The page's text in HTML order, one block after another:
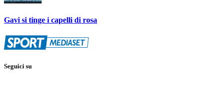
Gavi si tinge i capelli di rosa
Seguici su